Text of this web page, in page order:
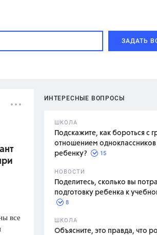
ЗАДАТЬ
Л.С.,
ИНТЕРЕСНЫЕ ВОПРОСЫ
ШКОЛА
Подскажите, как бороться с
отношением
ребенку?
15
НОВОСТИ
Поделитесь, сколько вы
подготовку ребенка к
8
ШКОЛА
Объясните, это правда, что
все